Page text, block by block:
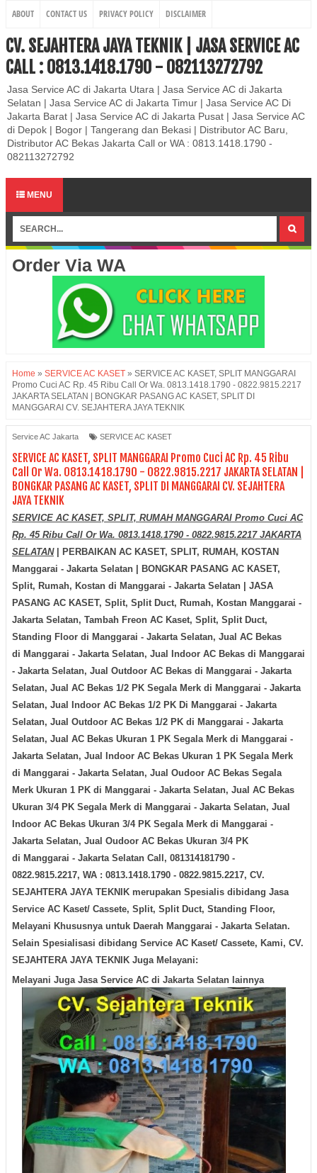
ABOUT CONTACT US PRIVACY POLICY DISCLAIMER
CV. SEJAHTERA JAYA TEKNIK | JASA SERVICE AC
CALL : 0813.1418.1790 - 082113272792
Jasa Service AC di Jakarta Utara | Jasa Service AC di Jakarta
Selatan | Jasa Service AC di Jakarta Timur | Jasa Service AC Di
Jakarta Barat | Jasa Service AC di Jakarta Pusat | Jasa Service AC
di Depok | Bogor | Tangerang dan Bekasi | Distributor AC Baru,
Distributor AC Bekas Jakarta Call or WA : 0813.1418.1790 -
082113272792
MENU
Order Via WA
Home » SERVICE AC KASET » SERVICE AC KASET, SPLIT MANGGARAI
Promo Cuci AC Rp. 45 Ribu Call Or Wa. 0813.1418.1790 - 0822.9815.2217
JAKARTA SELATAN | BONGKAR PASANG AC KASET, SPLIT DI
MANGGARAI CV. SEJAHTERA JAYA TEKNIK
Service AC Jakarta SERVICE AC KASET
SERVICE AC KASET, SPLIT MANGGARAI Promo Cuci AC Rp. 45 Ribu
Call Or Wa. 0813.1418.1790 - 0822.9815.2217 JAKARTA SELATAN |
BONGKAR PASANG AC KASET, SPLIT DI MANGGARAI CV. SEJAHTERA
JAYA TEKNIK
SERVICE AC KASET, SPLIT, RUMAH MANGGARAI Promo Cuci AC
Rp. 45 Ribu Call Or Wa. 0813.1418.1790 - 0822.9815.2217 JAKARTA
SELATAN| PERBAIKAN AC KASET, SPLIT, RUMAH, KOSTAN
Manggarai - Jakarta Selatan | BONGKAR PASANG AC KASET,
Split, Rumah, Kostan di Manggarai - Jakarta Selatan | JASA
PASANG AC KASET, Split, Split Duct, Rumah, Kostan Manggarai -
Jakarta Selatan, Tambah Freon AC Kaset, Split, Split Duct,
Standing Floor di Manggarai - Jakarta Selatan, Jual AC Bekas
di Manggarai - Jakarta Selatan, Jual Indoor AC Bekas di Manggarai
- Jakarta Selatan, Jual Outdoor AC Bekas di Manggarai - Jakarta
Selatan, Jual AC Bekas 1/2 PK Segala Merk di Manggarai - Jakarta
Selatan, Jual Indoor AC Bekas 1/2 PK Di Manggarai - Jakarta
Selatan, Jual Outdoor AC Bekas 1/2 PK di Manggarai - Jakarta
Selatan, Jual AC Bekas Ukuran 1 PK Segala Merk di Manggarai -
Jakarta Selatan, Jual Indoor AC Bekas Ukuran 1 PK Segala Merk
di Manggarai - Jakarta Selatan, Jual Oudoor AC Bekas Segala
Merk Ukuran 1 PK di Manggarai - Jakarta Selatan, Jual AC Bekas
Ukuran 3/4 PK Segala Merk di Manggarai - Jakarta Selatan, Jual
Indoor AC Bekas Ukuran 3/4 PK Segala Merk di Manggarai -
Jakarta Selatan, Jual Oudoor AC Bekas Ukuran 3/4 PK
di Manggarai - Jakarta Selatan Call, 081314181790 -
0822.9815.2217, WA : 0813.1418.1790 - 0822.9815.2217, CV.
SEJAHTERA JAYA TEKNIK merupakan Spesialis dibidang Jasa
Service AC Kaset/ Cassete, Split, Split Duct, Standing Floor,
Melayani Khususnya untuk Daerah Manggarai - Jakarta Selatan.
Selain Spesialisasi dibidang Service AC Kaset/ Cassete, Kami, CV.
SEJAHTERA JAYA TEKNIK Juga Melayani:
Melayani Juga Jasa Service AC di Jakarta Selatan lainnya